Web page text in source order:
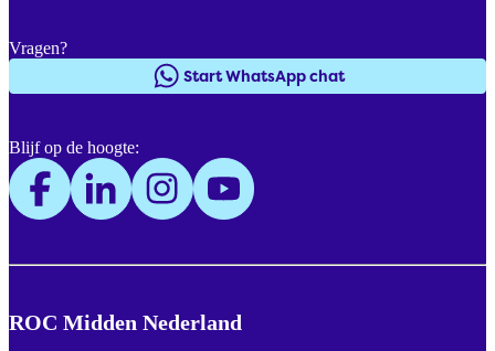
ROC Midden Nederland
Vragen?
Start WhatsApp chat
Blijf op de hoogte: